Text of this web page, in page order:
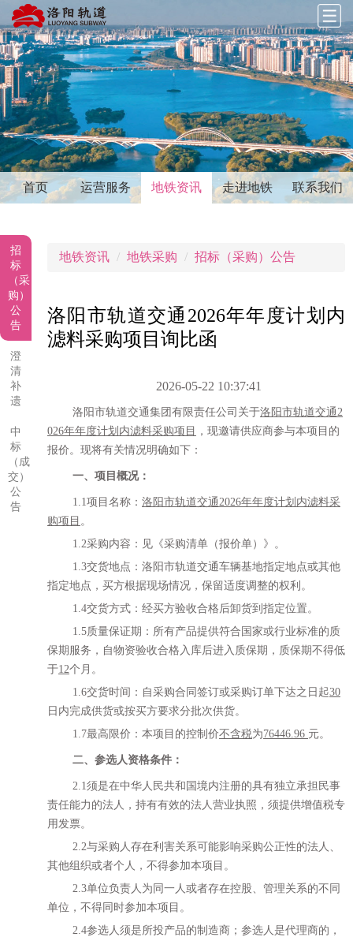
首页 运营服务 地铁资讯 走进地铁 联系我们
招
标
（采
购）
公
告
澄
清
补
遗
中
标
（成
交）
公
告
地铁资讯 地铁采购 招标（采购）公告
洛阳市轨道交通2026年年度计划内
滤料采购项目询比函
2026-05-22 10:37:41
洛阳市轨道交通集团有限责任公司 关于洛阳市轨道交通 2
026年年度计划内滤料采购项目
，现邀请供应商参与本项目的
报价。现将有关情况明确如下：
一、项目概况：
1.1项目名称： 洛阳市轨道交通 2026年年度计划内滤料采
购项目 。
1. 2采购内容：见《采购清单（报价单）》。
1. 3交货地点：洛阳市轨道交通车辆基地指定地点或其他
指定地点，买方根据现场情况，保留适度调整的权利。
1. 4交货方式：经买方验收合格后卸货到指定位置。
1. 5质量保证期：所有产品提供符合国家或行业标准的质
保期服务，自物资验收合格入库后进入质保期，质保期不得低
于12个月。
1. 6交货时间：自采购合同签订或采购订单下达之日起30
日内完成供货或按买方要求分批次供货。
1. 7最高限价：本项目的控制价不含税为76446.96 元。
二、参选人资格条件：
2.1须是在中华人民共和国境内注册的具有独立承担民事
责任能力的法人，持有有效的法人营业执照，须提供增值税专
用发票。
2.2与采购人存在利害关系可能影响采购公正性的法人、
其他组织或者个人，不得参加本项目。
2.3单位负责人为同一人或者存在控股、管理关系的不同
单位，不得同时参加本项目。
2.4参选 人须是所投产品的制造商； 参选 人是代理商的，